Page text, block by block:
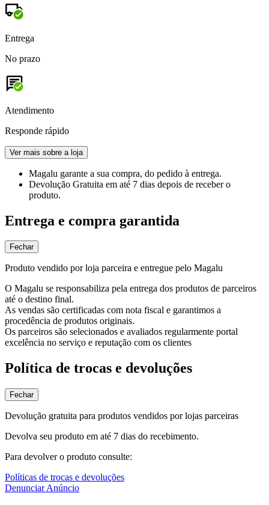
Entrega
No prazo
Atendimento
Responde rápido
Ver mais sobre a loja
Magalu garante a sua compra, do pedido à entrega.
Devolução Gratuita em até 7 dias depois de receber o
produto.
Entrega e compra garantida
Fechar
Produto vendido por loja parceira e entregue pelo Magalu
O Magalu se responsabiliza pela entrega dos produtos de parceiros
até o destino final.
As vendas são certificadas com nota fiscal e garantimos a
procedência de produtos originais.
Os parceiros são selecionados e avaliados regularmente portal
excelência no serviço e reputação com os clientes
Política de trocas e devoluções
Fechar
Devolução gratuita para produtos vendidos por lojas parceiras
Devolva seu produto em até 7 dias do recebimento.
Para devolver o produto consulte:
Políticas de trocas e devoluções
Denunciar Anúncio